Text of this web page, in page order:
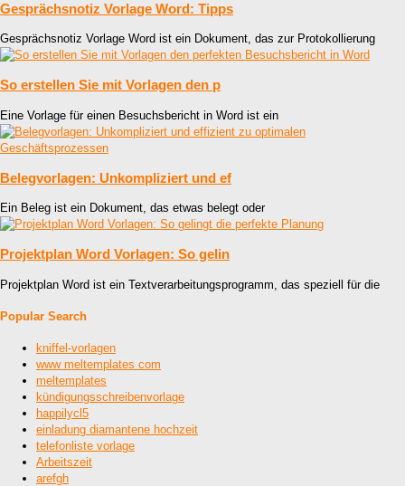
Gesprächsnotiz Vorlage Word: Tipps
Gesprächsnotiz Vorlage Word ist ein Dokument, das zur Protokollierung
So erstellen Sie mit Vorlagen den p
Eine Vorlage für einen Besuchsbericht in Word ist ein
Belegvorlagen: Unkompliziert und ef
Ein Beleg ist ein Dokument, das etwas belegt oder
Projektplan Word Vorlagen: So gelin
Projektplan Word ist ein Textverarbeitungsprogramm, das speziell für die
Popular Search
kniffel-vorlagen
www meltemplates com
meltemplates
kündigungsschreibenvorlage
happilycl5
einladung diamantene hochzeit
telefonliste vorlage
Arbeitszeit
arefgh